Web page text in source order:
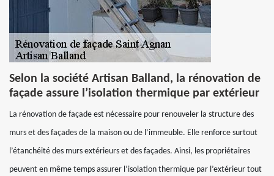
Selon la société Artisan Balland, la rénovation de
façade assure l’isolation thermique par extérieur
La rénovation de façade est nécessaire pour renouveler la structure des
murs et des façades de la maison ou de l’immeuble. Elle renforce surtout
l’étanchéité des murs extérieurs et des façades. Ainsi, les propriétaires
peuvent en même temps assurer l’isolation thermique par l’extérieur tout